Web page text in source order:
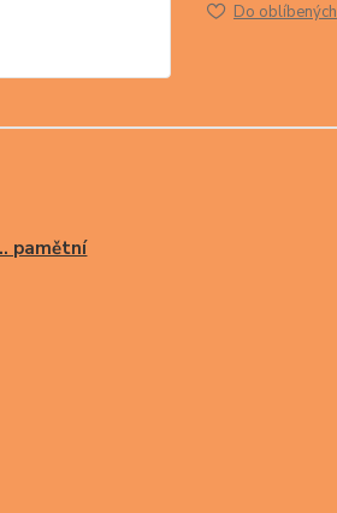
Do oblíbených
pamětní